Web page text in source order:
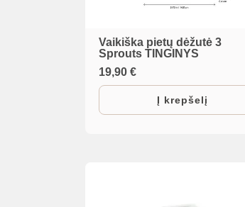
Vaikiška pietų dėžutė 3
Sprouts TINGINYS
19,90€
Į krepšelį